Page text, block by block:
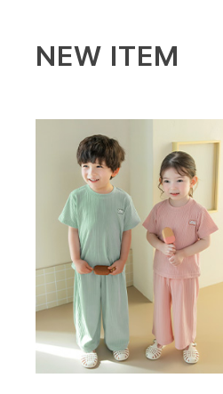
NEW ITEM